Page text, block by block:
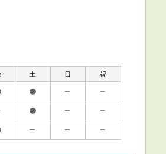
土 日
祝
● －
－
● －
－
－ － －